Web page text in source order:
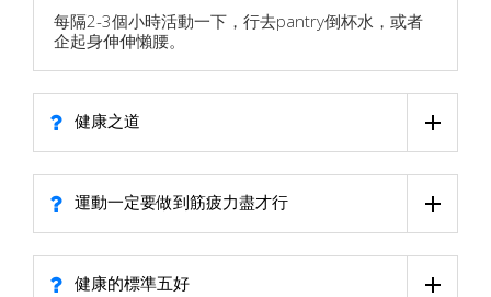
每隔2-3個小時活動一下，行去pantry倒杯水，或者
企起身伸伸懶腰。
健康之道
運動一定要做到筋疲力盡才行
健康的標準五好